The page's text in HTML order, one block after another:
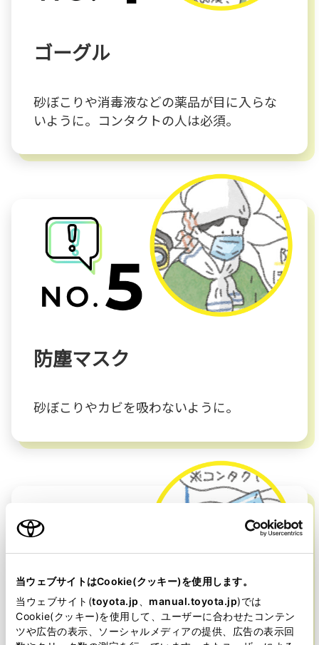
当ウェブサイトはCookie(クッキー)を使用します。
当ウェブサイト(toyota.jp manual.toyota.jp)では
Cookie(クッキー)を使用して、ユーザーに合わせたコンテン
ツや広告の表示、ソーシャルメディアの提供、広告の表示回
ゴーグル
砂ぼこりや消毒液などの薬品が目に入らな
いように。コンタクトの人は必須。
防塵マスク
砂ぼこりやカビを吸わないように。